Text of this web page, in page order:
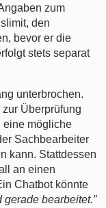
zum
den
bevor er die
stets separat
unterbrochen.
Überprüfung
eine mögliche
Sachbearbeiter
kann. Stattdessen
an einen
Chatbot könnte
gerade bearbeitet.”